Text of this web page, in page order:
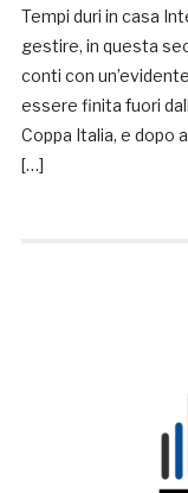
Tempi duri in casa
gestire, in questa
conti con
essere finita fuori
Coppa Italia, e dopo
[…]